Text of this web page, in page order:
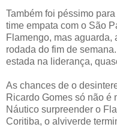
Também foi péssimo
time empata com o São
Flamengo, mas aguarda,
rodada do fim de
estada na liderança,
As chances de o
Ricardo Gomes só não é
Náutico surpreender o
Coritiba, o alviverde